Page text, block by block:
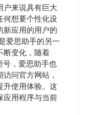
户来说具有巨大
何想要个性化设
新应用的用户的
爱思助手的另一
断变化，随着
，爱思助手也
问官方网站，
升使用体验。这
应用程序与当前